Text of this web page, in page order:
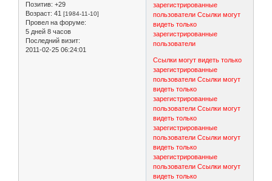
Позитив: +29
Возраст: 41 [1984-11-10]
Провел на форуме:
5 дней 8 часов
Последний визит:
2011-02-25 06:24:01
зарегистрированные
пользователи Ссылки могут
видеть только
зарегистрированные
пользователи
Ссылки могут видеть только
зарегистрированные
пользователи Ссылки могут
видеть только
зарегистрированные
пользователи Ссылки могут
видеть только
зарегистрированные
пользователи Ссылки могут
видеть только
зарегистрированные
пользователи Ссылки могут
видеть только